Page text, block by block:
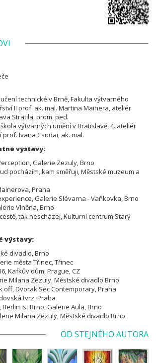
technické v Brně,Fakulta výtvarného
II prof. ak. mal. Martina Mainera, ateliér
Stratila, prom. ped.
výtvarných umění v Bratislavě, 4. ateliér
Ivana Csudai, ak. mal.
výstavy:
Galerie Zezuly, Brno
pocházím, kam směřuji, Městské muzeum a
Praha
Galerie Slévarna - Vaňkovka, Brno
Vlněna, Brno
tak nescházej, Kulturní centrum Starý
výstavy:
divadlo, Brno
města Třinec, Třinec
Kafkův dům, Prague, CZ
Milana Zezuly, Městské divadlo Brno
off, Dvorak Sec Contemporary, Praha
tvrz, Praha
ist Brno, Galerie Aula, Brno
Milana Zezuly,Městské divadlo Brno
OD STEJNÉHO AUTORA